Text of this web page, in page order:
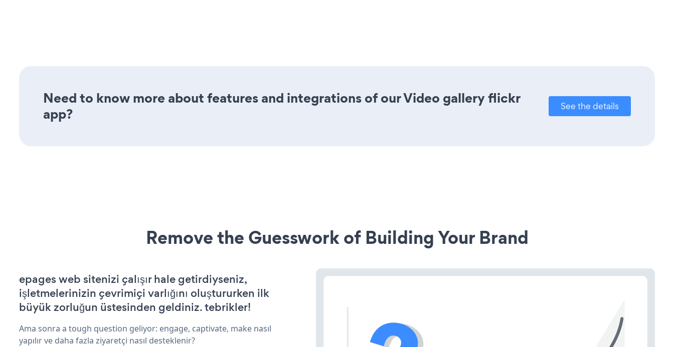
Need to know more about features and integrations of our Video gallery flickr
app?
See the details
Remove the Guesswork of Building Your Brand
epages web sitenizi çalışır hale getirdiyseniz,
işletmelerinizin çevrimiçi varlığını oluştururken ilk
büyük zorluğun üstesinden geldiniz. tebrikler!
Ama sonra a tough question geliyor: engage, captivate, make nasıl
yapılır ve daha fazla ziyaretçi nasıl desteklenir?